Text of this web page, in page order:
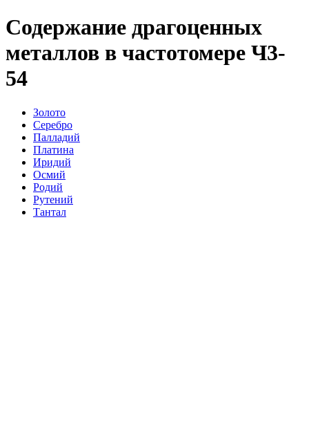
Содержание драгоценных
металлов в частотомере Ч3-
54
Золото
Серебро
Палладий
Платина
Иридий
Осмий
Родий
Рутений
Тантал